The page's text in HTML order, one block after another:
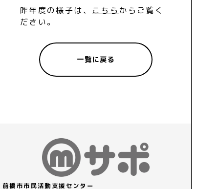
昨年度の様子は、 こちら からご覧く
ださい。
一覧に戻る
前橋市市民活動支援センター